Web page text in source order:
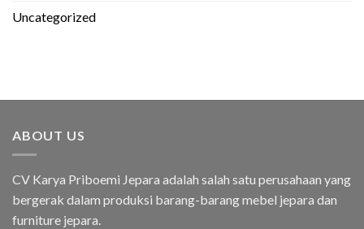
Uncategorized
ABOUT US
CV Karya Priboemi Jepara adalah salah satu perusahaan yang
bergerak dalam produksi barang-barang mebel jepara dan
furniture jepara.